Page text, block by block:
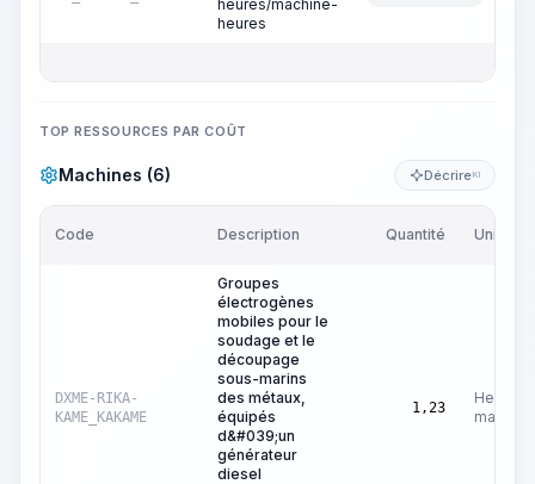
heures/machine-
heures
TOP RESSOURCES PAR COÛT
Machines (6) DécrireKI
Code Description Quantité Unité
DXME-RIKA-
KAME_KAKAME
Groupes
électrogènes
mobiles pour le
soudage et le
découpage
sous-marins
des métaux,
équipés
d&#039;un
générateur
diesel
1,23
Heures
machine